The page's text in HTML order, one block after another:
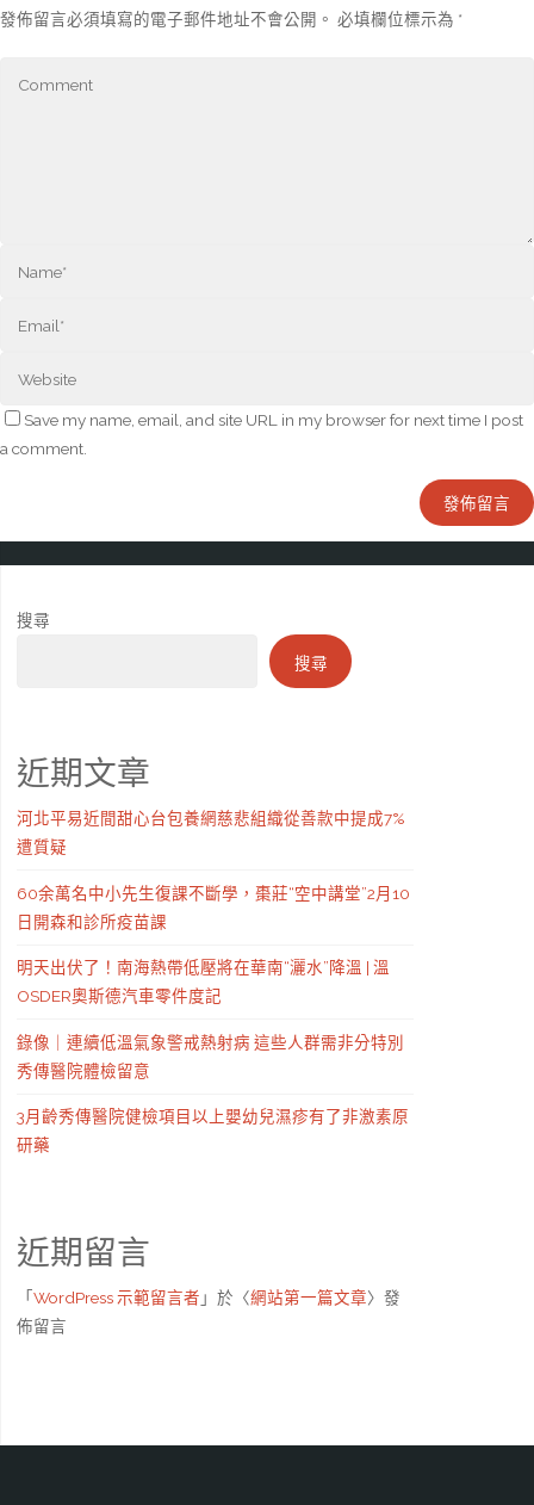
發佈留言必須填寫的電子郵件地址不會公開。 必填欄位標示為 *
Save my name, email, and site URL in my browser for next time I post
a comment.
搜尋
搜尋
近期文章
河北平易近間甜心台包養網慈悲組織從善款中提成7%
遭質疑
60余萬名中小先生復課不斷學，棗莊“空中講堂”2月10
日開森和診所疫苗課
明天出伏了！南海熱帶低壓將在華南“灑水”降溫 | 溫
OSDER奧斯德汽車零件度記
錄像｜連續低溫氣象警戒熱射病 這些人群需非分特別
秀傳醫院體檢留意
3月齡秀傳醫院健檢項目以上嬰幼兒濕疹有了非激素原
研藥
近期留言
「WordPress 示範留言者 」於〈網站第一篇文章〉發
佈留言